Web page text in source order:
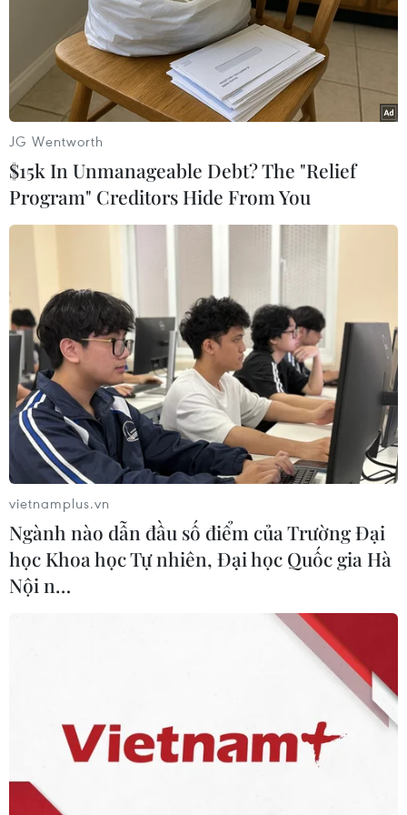
Lewis Hamilton được phong tước Hiệp sĩ
trong lễ Vinh danh Năm mới
31/12/2020 08:18
Tay đua Công thức 1 (F1) Lewis Hamilton (35 tuổi) đã
được phong tước Hiệp sỹ cao quý của nước Anh tại
buổi lễ Vinh danh của Năm mới - một truyền thống
thường niên của Hoàng gia Anh.
Tang lễ của nhà tạo mẫu Pierre Cardin cử
hành trong bình lặng
JG Wentworth
$15k In Unmanageable Debt? The "Relief
Program" Creditors Hide From You
vietnamplus.vn
Ngành nào dẫn đầu số điểm của Trường Đại
học Khoa học Tự nhiên, Đại học Quốc gia Hà
Nội n…